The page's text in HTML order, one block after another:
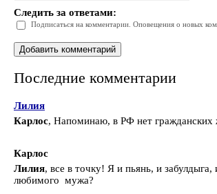
Следить за ответами:
Подписаться на комментарии. Оповещения о новых
Последние комментарии
Лилия
Карлос, Напоминаю, в РФ нет
Карлос
Лилия, все в точку! Я и пьянь, и
любимого мужа?